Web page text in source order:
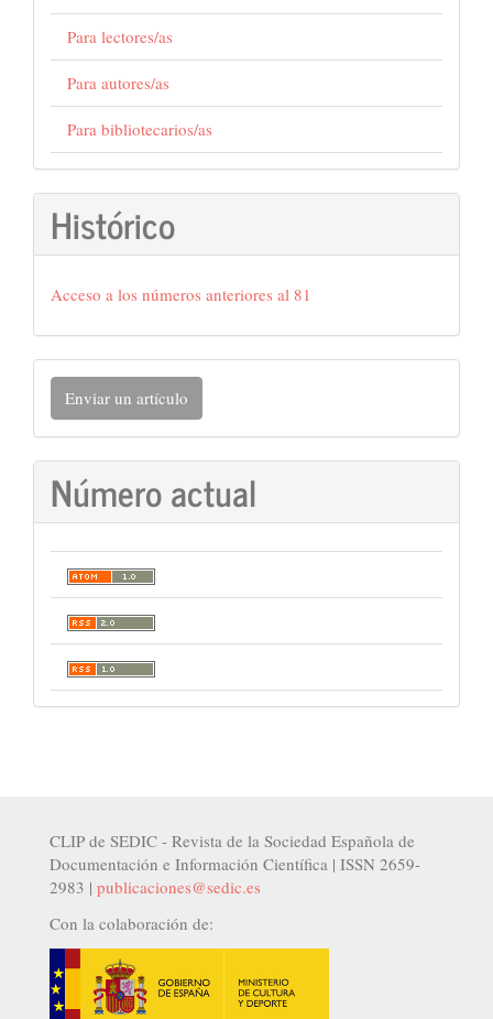
Para lectores/as
Para autores/as
Para bibliotecarios/as
Histórico
Acceso a los números anteriores al 81
Enviar
un
artículo
Enviar un artículo
Número actual
CLIP de SEDIC - Revista de la Sociedad Española de
Documentación e Información Científica | ISSN 2659-
2983 | publicaciones@sedic.es
Con la colaboración de: